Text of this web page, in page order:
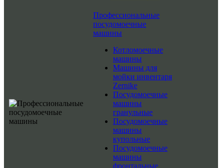
Профессиональные
посудомоечные
машины
Котломоечные
машины
Машины для
мойки инвентаря
Zernike
Посудомоечные
машины
гранульные
Посудомоечные
машины
купольные
Посудомоечные
машины
фронтальные